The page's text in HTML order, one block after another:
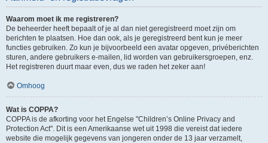
Waarom moet ik me registreren?
De beheerder heeft bepaalt of je al dan niet geregistreerd moet zijn om
berichten te plaatsen. Hoe dan ook, als je geregistreerd bent kun je meer
functies gebruiken. Zo kun je bijvoorbeeld een avatar opgeven, privéberichten
sturen, andere gebruikers e-mailen, lid worden van gebruikersgroepen, enz.
Het registreren duurt maar even, dus we raden het zeker aan!
Omhoog
Wat is COPPA?
COPPA is de afkorting voor het Engelse "Children’s Online Privacy and
Protection Act". Dit is een Amerikaanse wet uit 1998 die vereist dat iedere
website die mogelijk gegevens van jongeren onder de 13 jaar verzamelt,